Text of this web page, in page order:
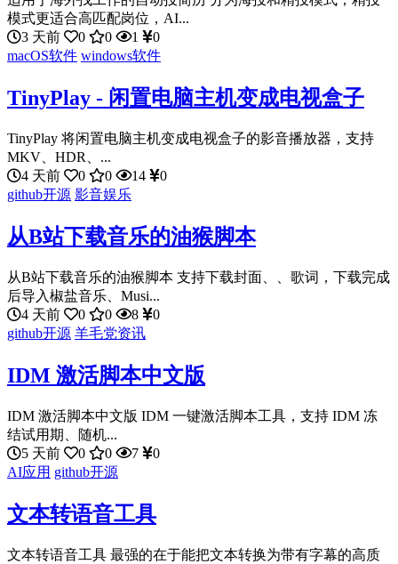
模式更适合高匹配岗位，AI...
3 天前
0 0 1
0
macOS软件 windows软件
TinyPlay - 闲置电脑主机变成电视盒子
TinyPlay 将闲置电脑主机变成电视盒子的影音播放器，支持
MKV、HDR、...
4 天前
0 0 14
0
github开源 影音娱乐
从B站下载音乐的油猴脚本
从B站下载音乐的油猴脚本 支持下载封面、、歌词，下载完成
后导入椒盐音乐、Musi...
4 天前
0 0 8
0
github开源 羊毛党资讯
IDM 激活脚本中文版
IDM 激活脚本中文版 IDM 一键激活脚本工具，支持 IDM 冻
结试用期、随机...
5 天前
0 0 7
0
AI应用 github开源
文本转语音工具
文本转语音工具 最强的在于能把文本转换为带有字幕的高质